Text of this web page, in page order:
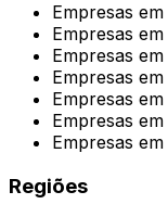
Empresas em
Empresas em
Empresas em
Empresas em
Empresas em
Empresas em
Empresas em
Regiões